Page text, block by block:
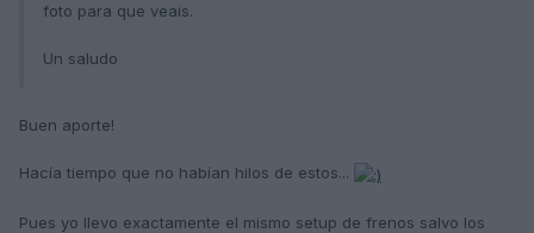
foto para que veais.
Un saludo
Buen aporte!
Hacía tiempo que no habían hilos de estos...
Pues yo llevo exactamente el mismo setup de frenos salvo los